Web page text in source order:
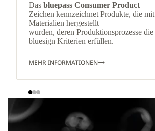
Das bluepass Consumer Product
Zeichen kennzeichnet Produkte, die mit
Materialien hergestellt
wurden, deren Produktionsprozesse die
bluesign Kriterien erfüllen.
MEHR INFORMATIONEN